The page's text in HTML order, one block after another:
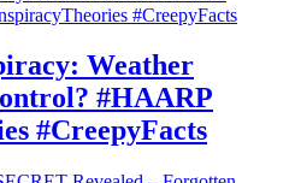
Weather
#HAARP
#CreepyFacts